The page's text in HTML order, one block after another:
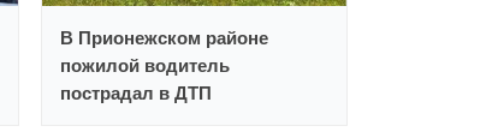
В Прионежском районе
пожилой водитель
пострадал в ДТП